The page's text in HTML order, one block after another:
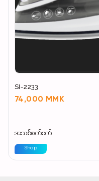
SI-2233
74,000 MMK
အသစ်စက်စက်
Shop